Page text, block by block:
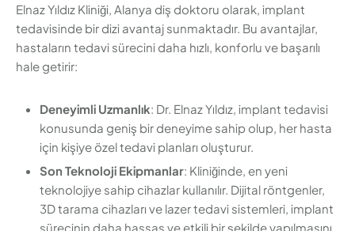
Elnaz Yıldız Kliniği, Alanya diş doktoru olarak, implant
tedavisinde bir dizi avantaj sunmaktadır. Bu avantajlar,
hastaların tedavi sürecini daha hızlı, konforlu ve başarılı
hale getirir:
Deneyimli Uzmanlık: Dr. Elnaz Yıldız, implant tedavisi
konusunda geniş bir deneyime sahip olup, her hasta
için kişiye özel tedavi planları oluşturur.
Son Teknoloji Ekipmanlar: Kliniğinde, en yeni
teknolojiye sahip cihazlar kullanılır. Dijital röntgenler,
3D tarama cihazları ve lazer tedavi sistemleri, implant
sürecinin daha hassas ve etkili bir şekilde yapılmasını